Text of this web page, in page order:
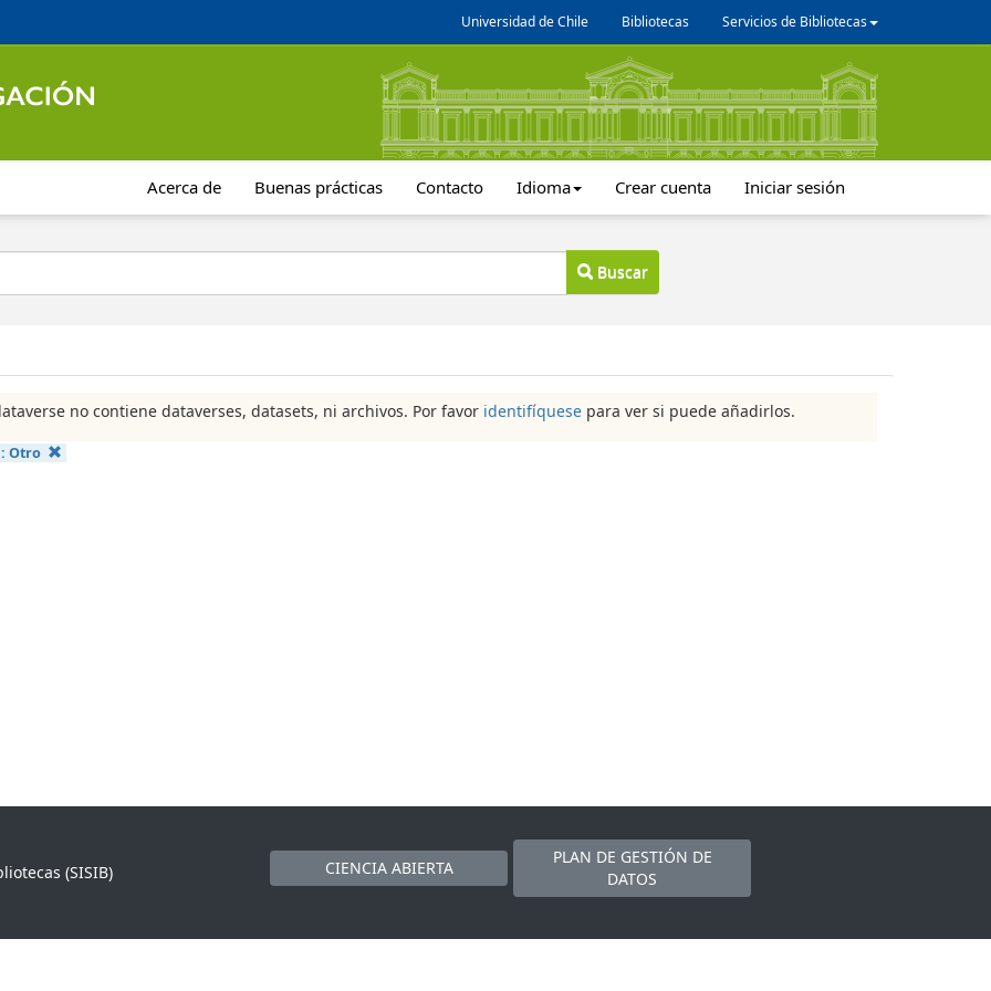
Universidad de Chile Bibliotecas Servicios de Bibliotecas
Acerca de Buenas prácticas Contacto Idioma Crear cuenta Iniciar sesión
Buscar
no contiene dataverses, datasets, ni archivos. Por favor identifíquese para ver si puede añadirlos.
Otro
(SISIB)
CIENCIA ABIERTA
PLAN DE GESTIÓN DE
DATOS